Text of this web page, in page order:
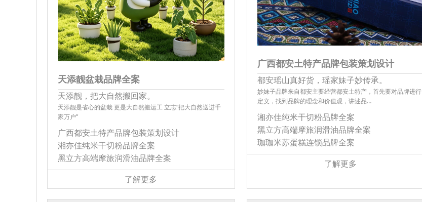
天添靓盆栽品牌全案
天添靓，把大自然搬回家。
天添靓是省心的盆栽 更是大自然搬运工 立志“把大自然送进千
家万户”
广西都安土特产品牌包装策划设计
湘亦佳纯米干切粉品牌全案
黑立方高端摩旅润滑油品牌全案
了解更多
广西都安土特产品牌包装策划设计
都安瑶山真好货，瑶家妹子妙传承。
妙妹子品牌来自都安主要经营都安土特产，首先要对品牌进行
定义，找到品牌的理念和价值观，讲述品…
湘亦佳纯米干切粉品牌全案
黑立方高端摩旅润滑油品牌全案
珈珈米苏蛋糕连锁品牌全案
了解更多